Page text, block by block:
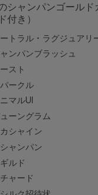
シャンパンゴールド
付き）
トラル・ラグジュアリ
ンパンブラッシュ
スト
ークル
マルUI
ーングラム
シャイン
ャンパン
ルド
ャード